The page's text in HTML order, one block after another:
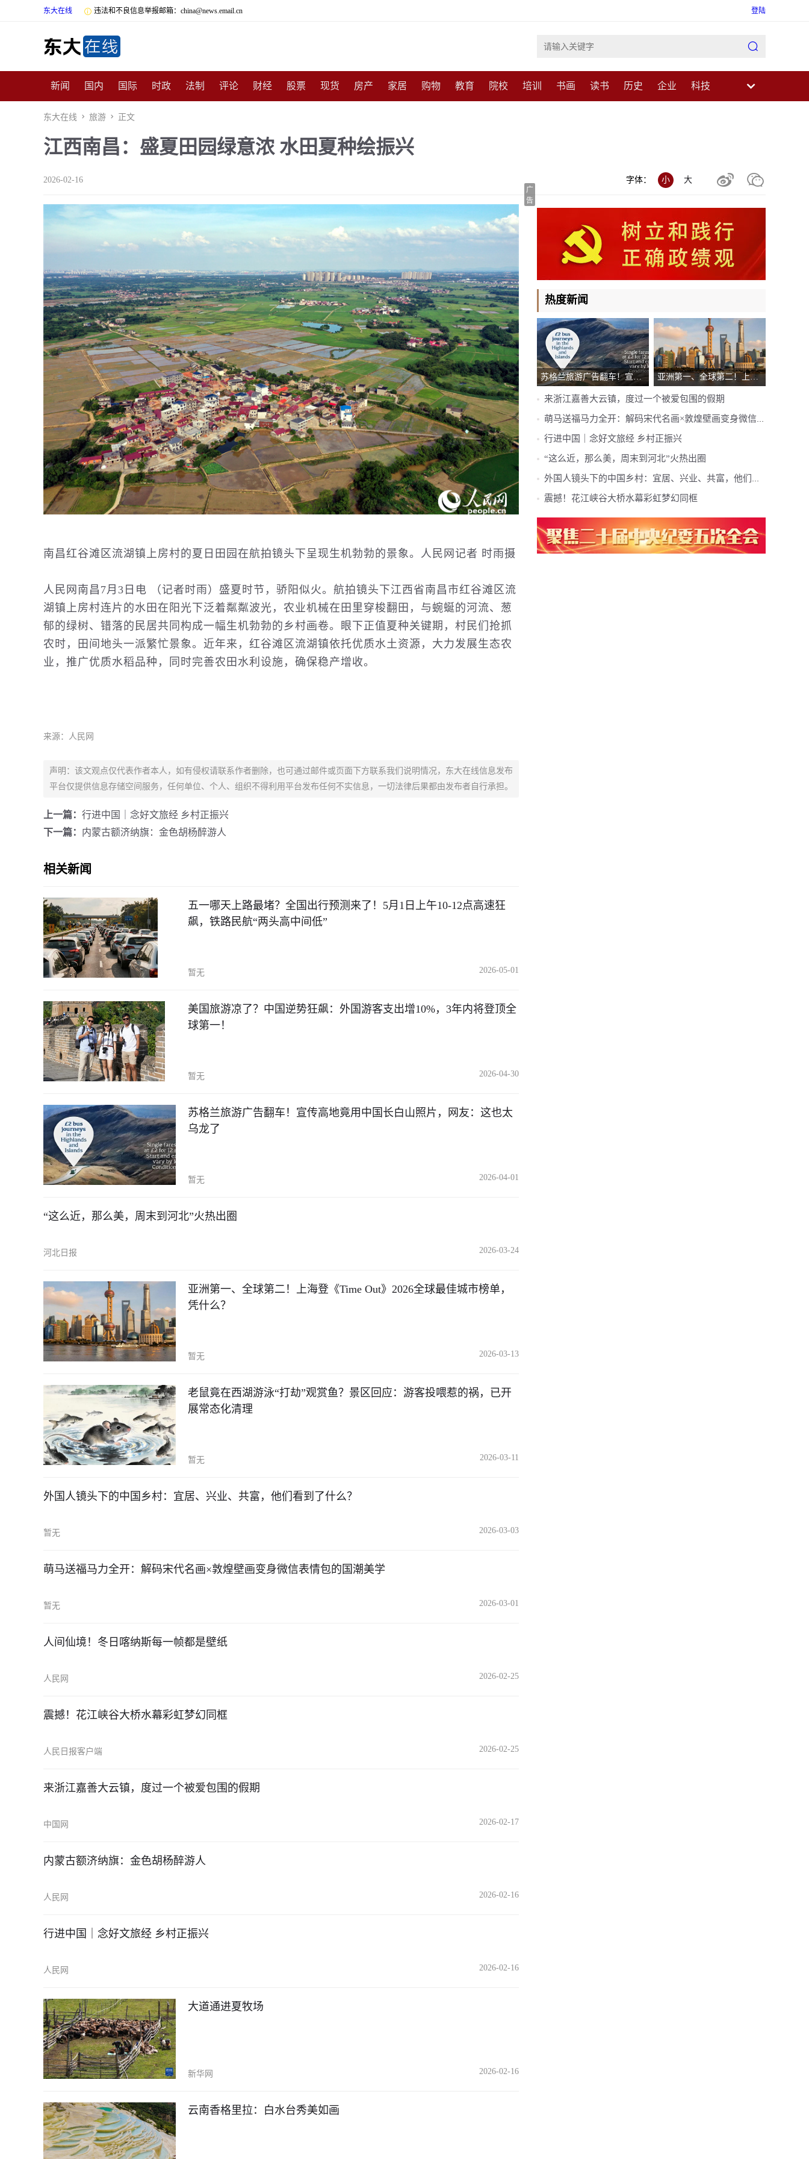
东大在线  违法和不良信息举报邮箱：china@news.email.cn 登陆

新闻 国内 国际 时政 法制 评论 财经 股票 现货 房产 家居 购物 教育 院校 培训 书画 读书 历史 企业 科技
数码 民俗 招商
非遗 公益 娱乐 游戏 影视 明星 时尚 体育 互联网 手机 高考
东大在线  旅游  正文
江西南昌：盛夏田园绿意浓 水田夏种绘振兴
2026-02-16 

字体： 小 大
南昌红谷滩区流湖镇上房村的夏日田园在航拍镜头下呈现生机勃勃的景象。人民网记者 时雨摄
人民网南昌7月3日电 （记者时雨）盛夏时节，骄阳似火。航拍镜头下江西省南昌市红谷滩区流
湖镇上房村连片的水田在阳光下泛着粼粼波光， 农业机械在田里穿梭翻田，与蜿蜒的河流、葱
郁的绿树、错落的民居共同构成一幅生机勃勃的乡村画卷。眼下正值夏种关键期，村民们抢抓
农时，田间地头一派繁忙景象。近年来，红谷滩区流湖镇依托优质水土资源，大力发展生态农
业，推广优质水稻品种，同时完善农田水利设施，确保稳产增收。
来源：人民网
声明：该文观点仅代表作者本人，如有侵权请联系作者删除，也可通过邮件或页面下方联系我们说明情况，东大在线信息发布
平台仅提供信息存储空间服务，任何单位、个人、组织不得利用平台发布任何不实信息，一切法律后果都由发布者自行承担。
上一篇： 行进中国｜念好文旅经 乡村正振兴
下一篇： 内蒙古额济纳旗：金色胡杨醉游人
相关新闻
五一哪天上路最堵？全国出行预测来了！5月1日上午10-12点高速狂
飙，铁路民航“两头高中间低”
暂无 2026-05-01
美国旅游凉了？中国逆势狂飙：外国游客支出增10%，3年内将登顶全
球第一！
暂无 2026-04-30
苏格兰旅游广告翻车！宣传高地竟用中国长白山照片，网友：这也太
乌龙了
暂无 2026-04-01
“这么近，那么美，周末到河北”火热出圈
河北日报 2026-03-24
亚洲第一、全球第二！上海登《Time Out》2026全球最佳城市榜单，
凭什么？
暂无 2026-03-13
老鼠竟在西湖游泳“打劫”观赏鱼？景区回应：游客投喂惹的祸，已开
展常态化清理
暂无 2026-03-11
外国人镜头下的中国乡村：宜居、兴业、共富，他们看到了什么？
暂无 2026-03-03
萌马送福马力全开：解码宋代名画×敦煌壁画变身微信表情包的国潮美学
暂无 2026-03-01
人间仙境！冬日喀纳斯每一帧都是壁纸
人民网 2026-02-25
震撼！花江峡谷大桥水幕彩虹梦幻同框
人民日报客户端 2026-02-25
来浙江嘉善大云镇，度过一个被爱包围的假期
中国网 2026-02-17
内蒙古额济纳旗：金色胡杨醉游人
人民网 2026-02-16
行进中国｜念好文旅经 乡村正振兴
人民网 2026-02-16
大道通进夏牧场
新华网 2026-02-16
云南香格里拉：白水台秀美如画
广
告
热度新闻
苏格兰旅游广告翻车！宣传
高地竟用中国长白山照片，
网友：这也太乌龙了
亚洲第一、全球第二！上海
登《Time Out》2026全球最
佳城市榜单，凭什么？
来浙江嘉善大云镇，度过一个被爱包围的假期
萌马送福马力全开：解码宋代名画×敦煌壁画变身微信表
情包的国潮美学
行进中国｜念好文旅经 乡村正振兴
“这么近，那么美，周末到河北”火热出圈
外国人镜头下的中国乡村：宜居、兴业、共富，他们看
到了什么？
震撼！花江峡谷大桥水幕彩虹梦幻同框